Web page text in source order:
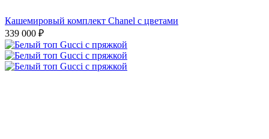
Кашемировый комплект Chanel с цветами
339 000 ₽